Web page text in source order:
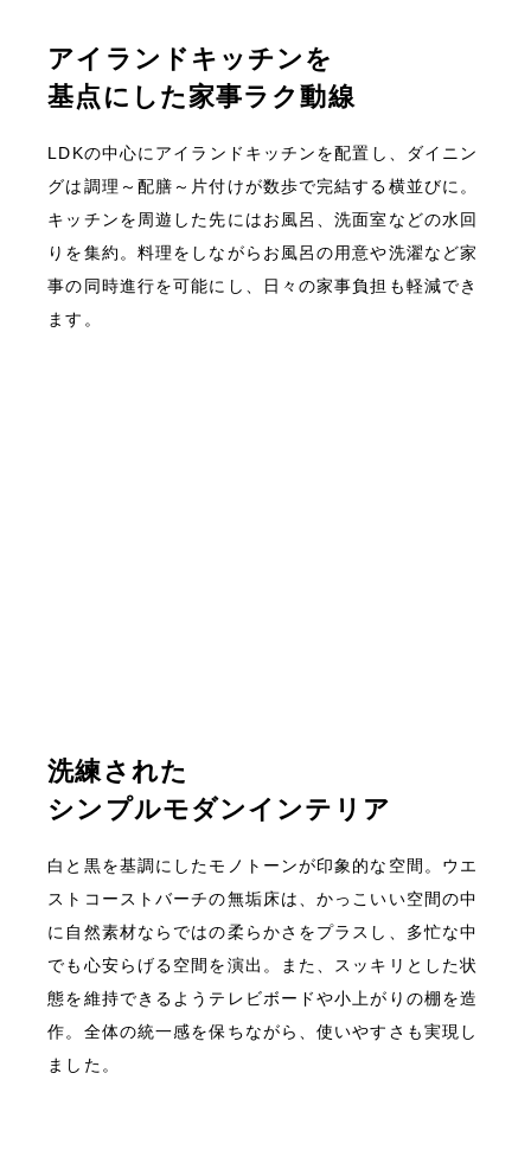
アイランドキッチンを
基点にした家事ラク動線
LDKの中心にアイランドキッチンを配置し、ダイニン
グは調理～配膳～片付けが数歩で完結する横並びに。
キッチンを周遊した先にはお風呂、洗面室などの水回
りを集約。料理をしながらお風呂の用意や洗濯など家
事の同時進行を可能にし、日々の家事負担も軽減でき
ます。
洗練された
シンプルモダンインテリア
白と黒を基調にしたモノトーンが印象的な空間。ウエ
ストコーストバーチの無垢床は、かっこいい空間の中
に自然素材ならではの柔らかさをプラスし、多忙な中
でも心安らげる空間を演出。また、スッキリとした状
態を維持できるようテレビボードや小上がりの棚を造
作。全体の統一感を保ちながら、使いやすさも実現し
ました。